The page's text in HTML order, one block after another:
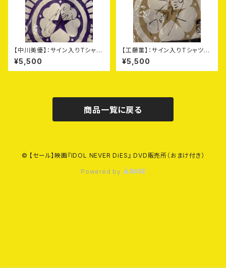
【中川美優】：サイン入りTシャツ
（紫：Lサイズ）＋DVD +オマケ
¥5,500
【工藤菫】：サイン入りTシャツ
（モカ：Lサイズ）＋DVD
¥5,500
商品一覧に戻る
© 【セール】映画『IDOL NEVER DiES』 DVD販売所（おまけ付き）
Powered by